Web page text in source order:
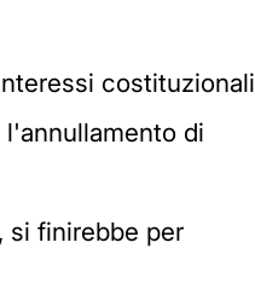
costituzionali
di
si finirebbe per